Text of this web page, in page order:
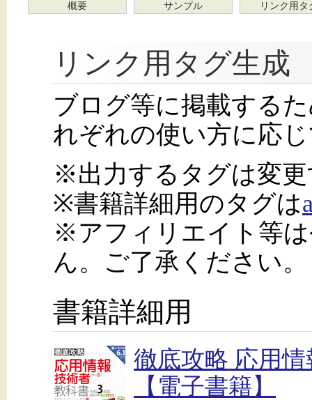
概要 サンプル リンク用タ
リンク用タグ生成
ブログ等に掲載する
れぞれの使い方に応
※出力するタグは変
※書籍詳細用のタグは
※アフィリエイト等
ん。ご了承ください。
書籍詳細用
徹底攻略 応用
【電子書籍】